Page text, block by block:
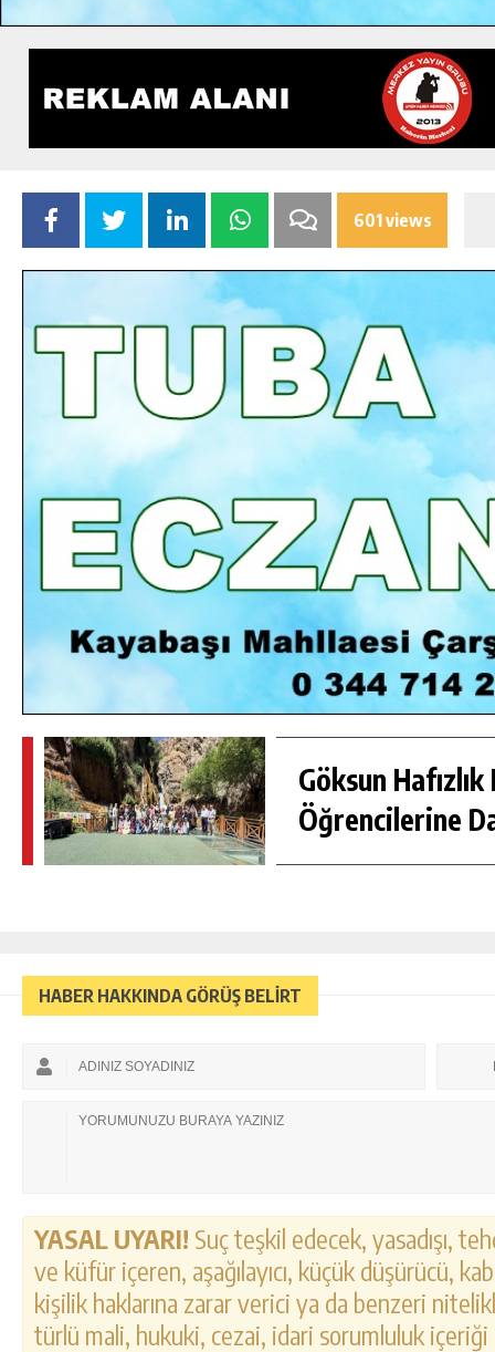
601 views
Göksun Hafızlık
Öğrencilerine
HABER HAKKINDA GÖRÜŞ BELİRT
YASAL UYARI! Suç teşkil edecek, yasadışı,
ve küfür içeren, aşağılayıcı, küçük düşürücü,
kişilik haklarına zarar verici ya da benzeri
türlü mali, hukuki, cezai, idari sorumluluk
GÜNLÜK HABER AKIŞI
GÖKSUN HAFIZLIK KIZ KUR’AN KURSU
ÖĞRENCILERINE DARENDE GEZISI.